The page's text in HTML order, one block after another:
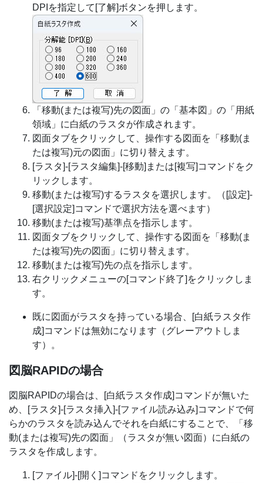
DPIを指定して[了解]ボタンを押します。
「移動(または複写)先の図面」の「基本図」の「用紙
領域」に白紙のラスタが作成されます。
図面タブをクリックして、操作する図面を「移動(ま
たは複写)元の図面」に切り替えます。
[ラスタ]-[ラスタ編集]-[移動]または[複写]コマンドをク
リックします。
移動(または複写)するラスタを選択します。（[設定]-
[選択設定]コマンドで選択方法を選べます）
移動(または複写)基準点を指示します。
図面タブをクリックして、操作する図面を「移動(ま
たは複写)先の図面」に切り替えます。
移動(または複写)先の点を指示します。
右クリックメニューの[コマンド終了]をクリックしま
す。
既に図面がラスタを持っている場合、[白紙ラスタ作
成]コマンドは無効になります（グレーアウトしま
す）。
図脳RAPIDの場合
図脳RAPIDの場合は、[白紙ラスタ作成]コマンドが無いた
め、[ラスタ]-[ラスタ挿入]-[ファイル読み込み]コマンドで何
らかのラスタを読み込んでそれを白紙にすることで、「移
動(または複写)先の図面」（ラスタが無い図面）に白紙の
ラスタを作成します。
[ファイル]-[開く]コマンドをクリックします。